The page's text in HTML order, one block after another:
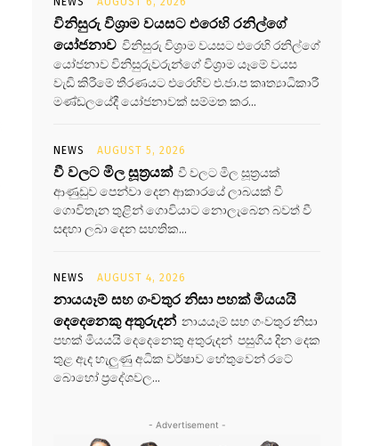
විනිසුරු විශ්‍රාම වයසට එරෙහි රනිල්ගේ
යෝජනාව විනිසුරු විශ්‍රාම වයසට එරෙහි රනිල්ගේ
යෝජනාව විනිසුරුවරුන්ගේ විශ්‍රාම යෑමේ වයස
වැඩි කිරීමේ තීරණයට එරෙහිව එ.ජා.ප කෘත්‍යාධිකාරී
මණ්ඩලයේදී යෝජනාවක් සම්මත කර...
NEWS AUGUST 5, 2026
වී වලට මිල සූත්‍රයක් වී වලට මිල සූත්‍රයක්
ආණුඩුව පෙන්වා දෙන ආකාරයේ ලාබයක් වී
ගොවිතැන තුළින් ගොවියාට නොලැබෙන බවත් වී
සඳහා ලබා දෙන සහතික...
NEWS AUGUST 4, 2026
නායයෑම් සහ ගංවතුර නිසා පහක් මියයයි
දෙදෙනෙකු අතුරුදන් නායයෑම් සහ ගංවතුර නිසා
පහක් මියයයි දෙදෙනෙකු අතුරුදන් පසුගිය දින දෙක
තුළ ඇද හැලුණු අධික වර්ෂාව හේතුවෙන් රටේ
බොහෝ ප්‍රදේශවල...
- Advertisement -